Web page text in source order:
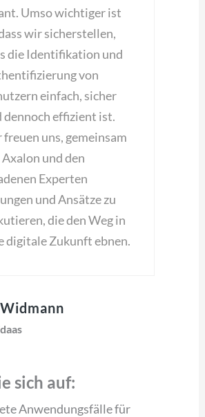
Umso wichtiger ist
wir sicherstellen,
die Identifikation und
von
einfach, sicher
dennoch effizient ist.
uns, gemeinsam
und den
Experten
und Ansätze zu
die den Weg in
digitale Zukunft ebnen.
sich auf:
Anwendungsfälle für